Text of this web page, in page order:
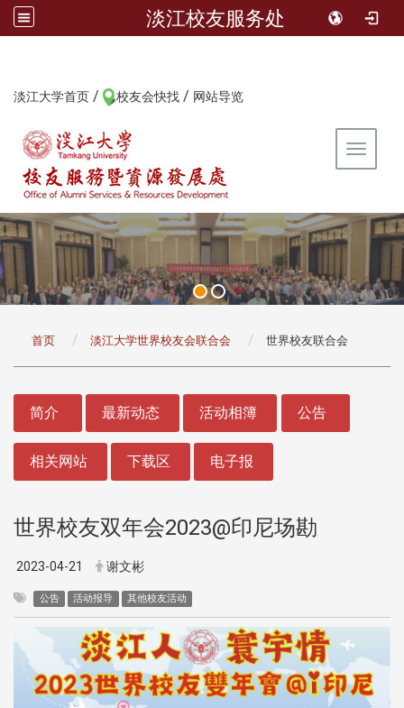
淡江校友服务处
淡江大学首页 / 校友会快找 / 网站导览
Toggle
首页 淡江大学世界校友会联合会 世界校友联合会
简介 最新动态 活动相簿 公告
相关网站 下载区 电子报
世界校友双年会2023@印尼场勘
2023-04-21 谢文彬
公告 活动报导 其他校友活动